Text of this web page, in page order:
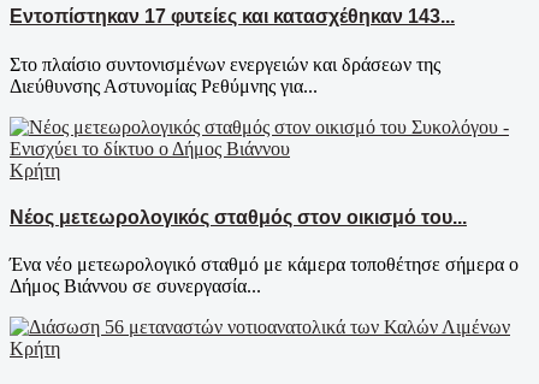
Εντοπίστηκαν 17 φυτείες και κατασχέθηκαν 143...
Στο πλαίσιο συντονισμένων ενεργειών και δράσεων της
Διεύθυνσης Αστυνομίας Ρεθύμνης για...
Κρήτη
Νέος μετεωρολογικός σταθμός στον οικισμό του...
Ένα νέο μετεωρολογικό σταθμό με κάμερα τοποθέτησε σήμερα ο
Δήμος Βιάννου σε συνεργασία...
Κρήτη